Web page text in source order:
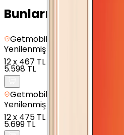
Bunları da
Getmobil Güvencesi
Yenilenmiş Apple iPhone 7
12x 467 TL
5.598 TL
Getmobil Güvencesi
Yenilenmiş
12x 475 TL
5.699 TL